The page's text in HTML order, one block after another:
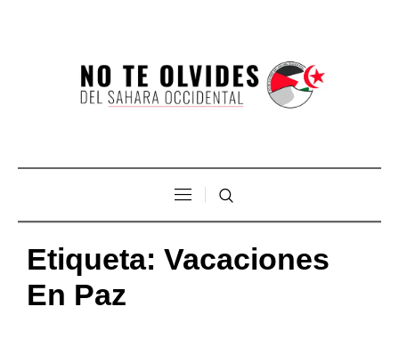
Etiqueta: Vacaciones
En Paz